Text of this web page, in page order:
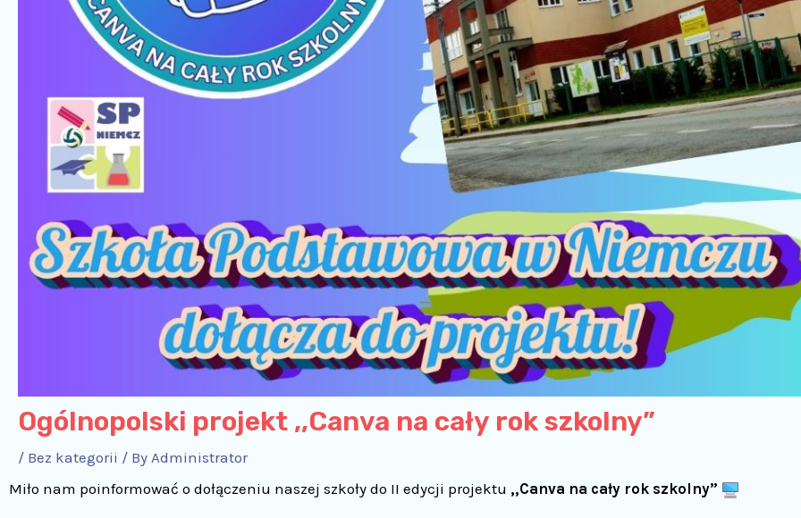
Ogólnopolski projekt ,,Canva na cały rok szkolny”
/ Bez kategorii / By Administrator
Miło nam poinformować o dołączeniu naszej szkoły do II edycji projektu ,,Canva na cały rok szkolny”